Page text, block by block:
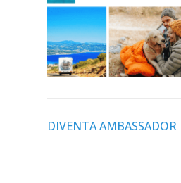
DIVENTA AMBASSADOR